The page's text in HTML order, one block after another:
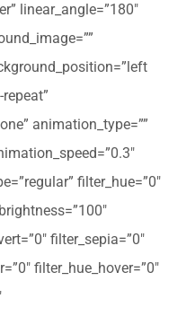
linear_angle=”180″
animation_type=””
filter_hue=”0″
filter_sepia=”0″
filter_hue_hover=”0″